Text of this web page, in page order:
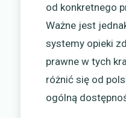
od konkretnego
Ważne jest
systemy opieki
prawne w tych
różnić się od
ogólną